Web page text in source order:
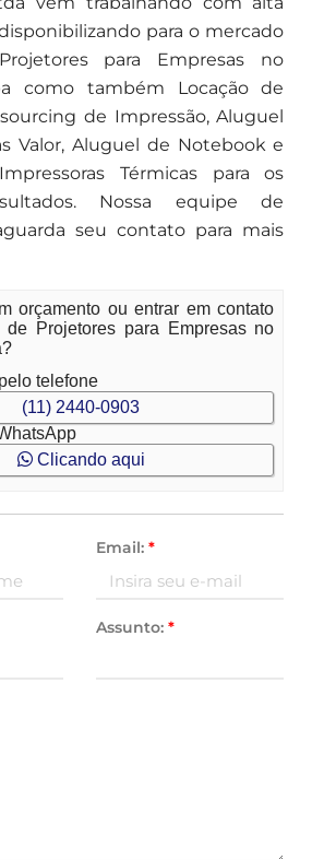
para o mercado
para Empresas no
como também Locação de
de Impressão, Aluguel
Valor, Aluguel de Notebook e
Térmicas para os
Nossa equipe de
seu contato para mais
orçamento ou entrar em contato
de Projetores para Empresas no
telefone
(11) 2440-0903
Clicando aqui
Email: *
Assunto: *